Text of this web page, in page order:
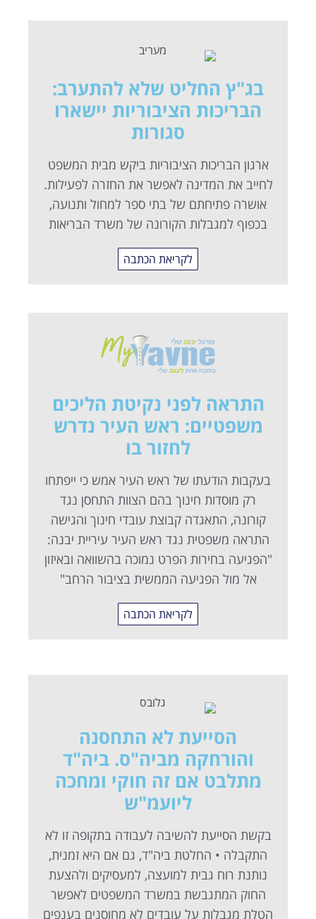
בג"ץ החליט שלא להתערב:
הבריכות הציבוריות יישארו
סגורות
ארגון הבריכות הציבוריות ביקש מבית המשפט
לחייב את המדינה לאפשר את החזרה לפעילות.
אושרה פתיחתם של בתי ספר למחול ותנועה,
בכפוף למגבלות הקורונה של משרד הבריאות
לקריאת הכתבה
התראה לפני נקיטת הליכים
משפטיים: ראש העיר נדרש
לחזור בו
בעקבות הודעתו של ראש העיר אמש כי ייפתחו
רק מוסדות חינוך בהם הצוות התחסן נגד
קורונה, התאגדה קבוצת עובדי חינוך והגישה
התראה משפטית נגד ראש העיר עיריית יבנה:
"הפגיעה בחירות הפרט נמוכה בהשוואה ובאיזון
אל מול הפגיעה הממשית בציבור הרחב"
לקריאת הכתבה
הסייעת לא התחסנה
והורחקה מביה"ס. ביה"ד
מתלבט אם זה חוקי ומחכה
ליועמ"ש
בקשת הסייעת להשיבה לעבודה בתקופה זו לא
התקבלה • החלטת ביה"ד, גם אם היא זמנית,
נותנת רוח גבית למועצה, למעסיקים ולהצעת
החוק המתגבשת במשרד המשפטים לאפשר
הטלת מגבלות על עובדים לא מחוסנים בענפים